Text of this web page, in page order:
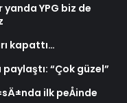
yanda YPG biz de
kapattı…
paylaştı: “Çok güzel”
ilk peÅinde